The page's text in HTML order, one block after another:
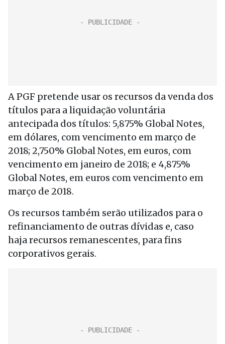
A PGF pretende usar os recursos da venda dos
títulos para a liquidação voluntária
antecipada dos títulos: 5,875% Global Notes,
em dólares, com vencimento em março de
2018; 2,750% Global Notes, em euros, com
vencimento em janeiro de 2018; e 4,875%
Global Notes, em euros com vencimento em
março de 2018.
Os recursos também serão utilizados para o
refinanciamento de outras dívidas e, caso
haja recursos remanescentes, para fins
corporativos gerais.